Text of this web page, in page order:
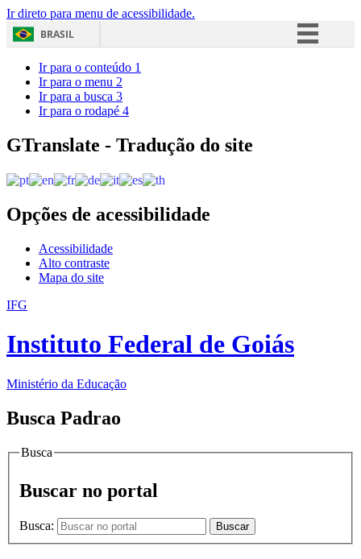
Ir direto para menu de acessibilidade.
BRASIL
Acesso à informação
Ir para o conteúdo 1
Ir para o menu 2
Ir para a busca 3
Ir para o rodapé 4
GTranslate - Tradução do site
Opções de acessibilidade
Acessibilidade
Alto contraste
Mapa do site
IFG
Instituto Federal de Goiás
Ministério da Educação
Busca Padrao
Busca
Buscar no portal
Busca: Buscar